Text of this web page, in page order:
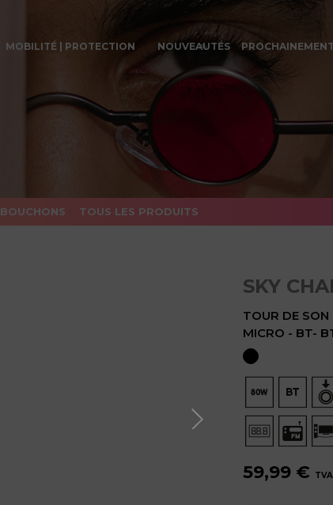
MOBILITÉ | PROTECTION NOUVEAUTÉS PROCHAINEMENT
BOUCHONS TOUS LES PRODUITS
SKY
TOUR DE
MICRO - BT-
59,99 €